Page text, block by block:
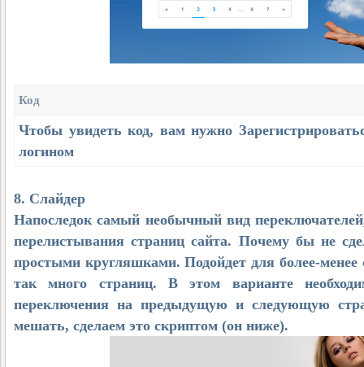
Код
Чтобы увидеть код, вам нужно
логином
8. Слайдер
Напоследок самый необычный вид
перелистывания страниц сайта. Почему бы не
простыми кругляшками. Подойдет для более-менее
так много страниц. В этом варианте
переключения на предыдущую и следующую
мешать, сделаем это скриптом (он ниже).